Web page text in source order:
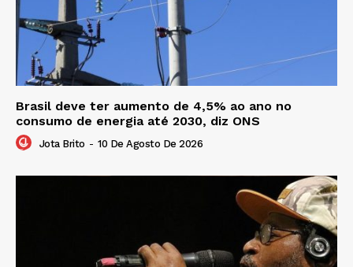
Brasil deve ter aumento de 4,5% ao ano no
consumo de energia até 2030, diz ONS
Jota Brito - 10 De Agosto De 2026